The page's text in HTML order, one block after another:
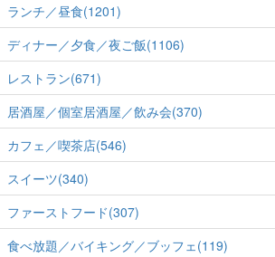
ランチ／昼食(1201)
ディナー／夕食／夜ご飯(1106)
レストラン(671)
居酒屋／個室居酒屋／飲み会(370)
カフェ／喫茶店(546)
スイーツ(340)
ファーストフード(307)
食べ放題／バイキング／ブッフェ(119)